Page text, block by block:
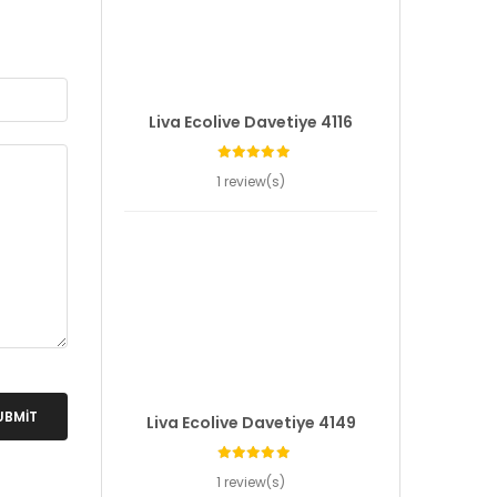
Liva Ecolive Davetiye 4116
1 review(s)
Liva Ecolive Davetiye 4149
1 review(s)